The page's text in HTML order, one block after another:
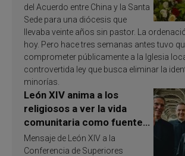
del Acuerdo entre China y la Santa
Sede para una diócesis que
llevaba veinte años sin pastor. La
hoy. Pero hace tres semanas antes tuvo
comprometer públicamente a la Iglesia
controvertida ley que busca eliminar la
minorías.
León XIV anima a los
religiosos a ver la vida
comunitaria como fuente
de inspiración y
santificación
Mensaje de León XIV a la
Conferencia de Superiores